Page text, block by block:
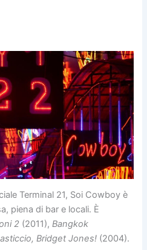
Terminal 21, Soi Cowboy è
piena di bar e locali. È
2 (2011),Bangkok
Bridget Jones! (2004).